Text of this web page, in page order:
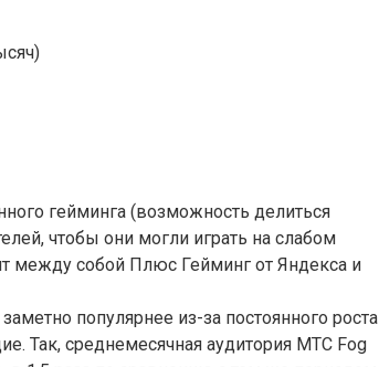
гейминга (возможность делиться
чтобы они могли играть на слабом
между собой Плюс Гейминг от Яндекса и
популярнее из-за постоянного роста
Так, среднемесячная аудитория МТС Fog